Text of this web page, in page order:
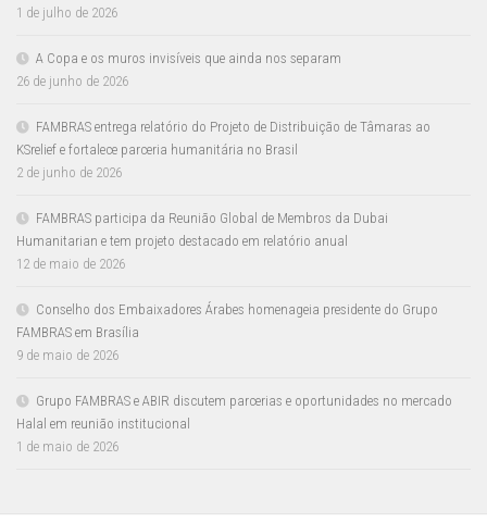
1 de julho de 2026
A Copa e os muros invisíveis que ainda nos separam
26 de junho de 2026
FAMBRAS entrega relatório do Projeto de Distribuição de Tâmaras ao
KSrelief e fortalece parceria humanitária no Brasil
2 de junho de 2026
FAMBRAS participa da Reunião Global de Membros da Dubai
Humanitarian e tem projeto destacado em relatório anual
12 de maio de 2026
Conselho dos Embaixadores Árabes homenageia presidente do Grupo
FAMBRAS em Brasília
9 de maio de 2026
Grupo FAMBRAS e ABIR discutem parcerias e oportunidades no mercado
Halal em reunião institucional
1 de maio de 2026